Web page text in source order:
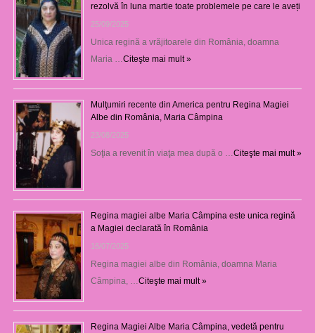
rezolvă în luna martie toate problemele pe care le aveți
25/09/2025
Unica regină a vrăjitoarele din România, doamna
Maria … Citeşte mai mult »
Mulţumiri recente din America pentru Regina Magiei
Albe din România, Maria Câmpina
23/08/2025
Soţia a revenit în viaţa mea după o … Citeşte mai mult »
Regina magiei albe Maria Câmpina este unica regină
a Magiei declarată în România
16/07/2025
Regina magiei albe din România, doamna Maria
Câmpina, … Citeşte mai mult »
Regina Magiei Albe Maria Câmpina, vedetă pentru